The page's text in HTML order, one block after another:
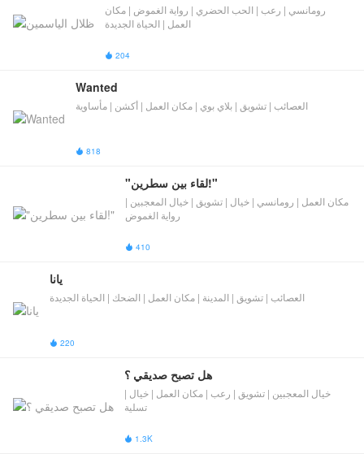
رومانسي | رعب | الحب الحضري | رواية الغموض | مكان
العمل | الحياة الجديدة
 204
Wanted
العصائب | تشويق | بلاي بوي | مكان العمل | أكشن | مأساوية
 818
"لقاء بين سطرين!"
مكان العمل | رومانسي | خيال | تشويق | خيال المعجبين |
رواية الغموض
 410
يانا
العصائب | تشويق | المدينة | مكان العمل | الضحك | الحياة الجديدة
 220
هل تصبح صديقي ؟
خيال المعجبين | تشويق | رعب | مكان العمل | خيال |
تسلية
 1.3K